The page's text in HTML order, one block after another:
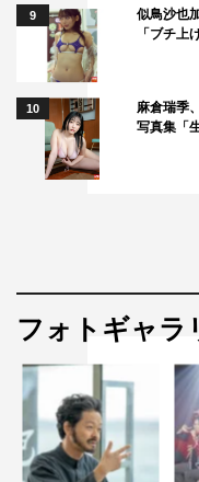
9
似鳥沙也
「ブチ上
10
麻倉瑞季
写真集「
フォトギャラ